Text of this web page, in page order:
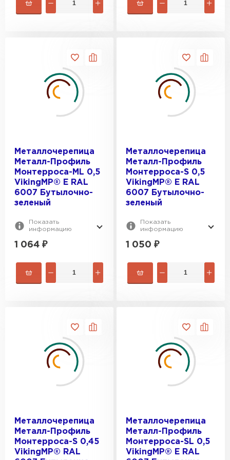
Металлочерепица
Металл-Профиль
Монтерроса-ML 0,5
VikingMP® E RAL
6007 Бутылочно-
зеленый
Показать
информацию
1 064 ₽
Металлочерепица
Металл-Профиль
Монтерроса-S 0,5
VikingMP® E RAL
6007 Бутылочно-
зеленый
Показать
информацию
1 050 ₽
Металлочерепица
Металл-Профиль
Монтерроса-S 0,45
VikingMP® RAL
Металлочерепица
Металл-Профиль
Монтерроса-SL 0,5
VikingMP® E RAL